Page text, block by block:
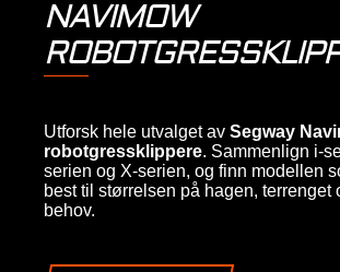
NAVIMOW
Utforsk hele utvalget av Segway
robotgressklippere. Sammenlign i-
serien og X-serien, og finn modellen
best til størrelsen på hagen, terrenget
behov.